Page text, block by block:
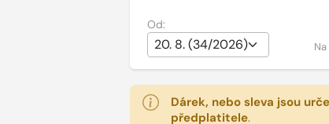
Od:
Dárek, nebo sleva jsou
předplatitele.